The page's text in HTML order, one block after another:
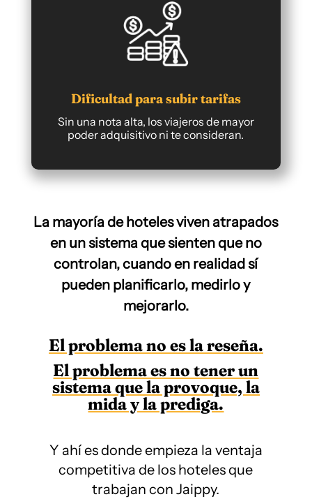
Dificultad para subir tarifas
Sin una nota alta, los viajeros de mayor
poder adquisitivo ni te consideran.
La mayoría de hoteles viven atrapados
en un sistema que sienten que no
controlan, cuando en realidad sí
pueden planificarlo, medirlo y
mejorarlo.
El problema no es la reseña.
El problema es no tener un
sistema que la provoque, la
mida y la prediga.
Y ahí es donde empieza la ventaja
competitiva de los hoteles que
trabajan con Jaippy.